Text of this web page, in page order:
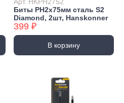
Биты PH2x75мм сталь S2
Diamond, 2шт, Hanskonner
399 ₽
В корзину